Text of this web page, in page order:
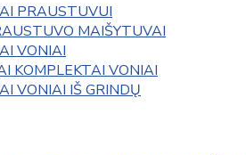
PRAUSTUVUI
MAIŠYTUVAI
VONIAI
KOMPLEKTAI VONIAI
VONIAI IŠ GRINDŲ